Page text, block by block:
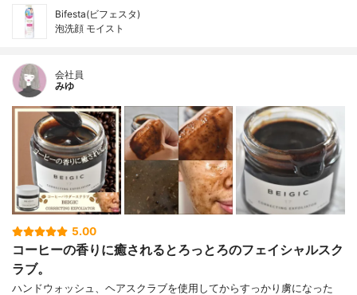
Bifesta(ビフェスタ)
泡洗顔 モイスト
会社員
みゆ
5.00
コーヒーの香りに癒されるとろっとろのフェイシャルスク
ラブ。
ハンドウォッシュ、ヘアスクラブを使用してからすっかり虜になった